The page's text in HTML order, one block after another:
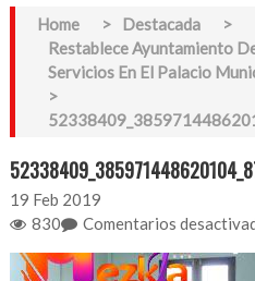
Home > Destacada
>
Restablece Ayuntamiento
Servicios En El Palacio
>
19 Feb 2019
830
Comentarios